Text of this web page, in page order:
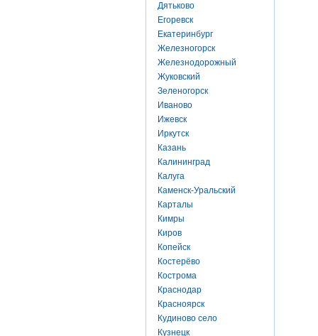
Дятьково
Егоревск
Екатеринбург
Железногорск
Железнодорожный
Жуковский
Зеленогорск
Иваново
Ижевск
Иркутск
Казань
Калининград
Калуга
Каменск-Уральский
Карталы
Кимры
Киров
Копейск
Костерёво
Кострома
Краснодар
Красноярск
Кудиново село
Кузнецк